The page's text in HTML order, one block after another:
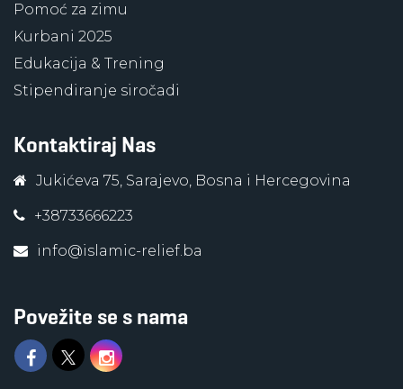
Pomoć za zimu
Kurbani 2025
Edukacija & Trening
Stipendiranje siročadi
Kontaktiraj Nas
Jukićeva 75, Sarajevo, Bosna i Hercegovina
+38733666223
info@islamic-relief.ba
Povežite se s nama